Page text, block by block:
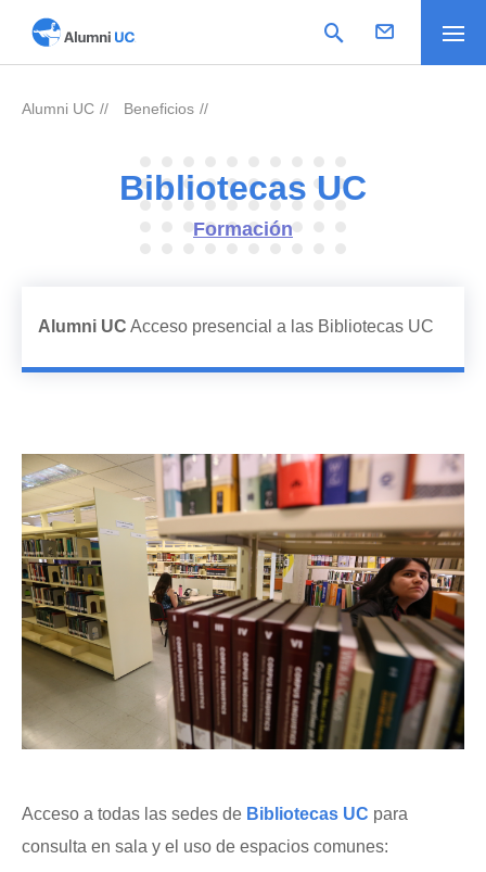
Alumni UC Beneficios
Bibliotecas UC
Formación
Alumni UC Acceso presencial a las Bibliotecas UC
Acceso a todas las sedes de Bibliotecas UC para
consulta en sala y el uso de espacios comunes: